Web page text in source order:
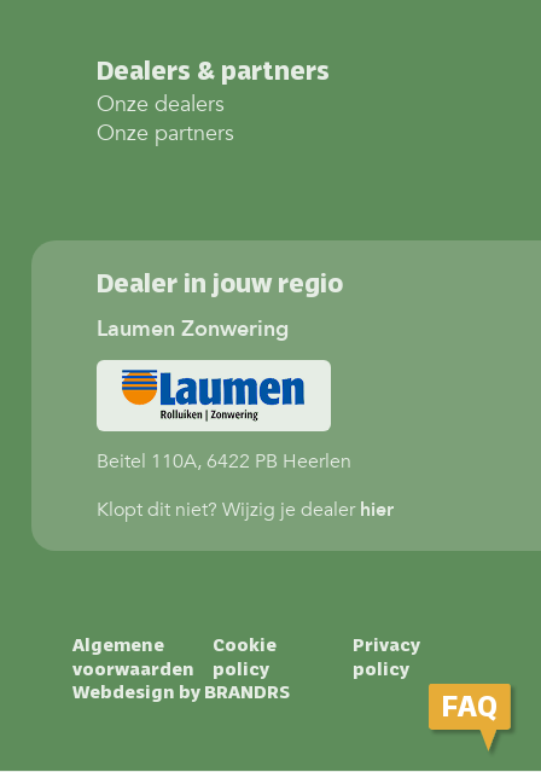
Dealers & partners
Onze dealers
Onze partners
Dealer in jouw regio
Laumen Zonwering
Beitel 110A, 6422 PB Heerlen
Klopt dit niet? Wijzig je dealerhier
Privacy
policy
Cookie
policy
Algemene
voorwaarden
Webdesign by BRANDRS FAQ